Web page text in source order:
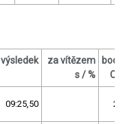
výsledek
za vítězem
s / %
body
OČ
09:25,50 27